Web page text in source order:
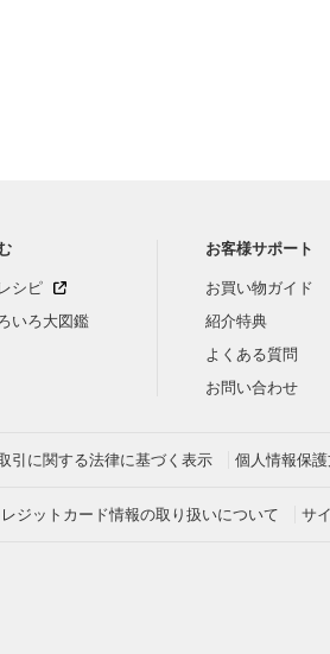
シピ
いろ大図鑑
お客様サポート
お買い物ガイド
紹介特典
よくある質問
お問い合わせ
引に関する法律に基づく表示 個人情報保
ジットカード情報の取り扱いについて サ